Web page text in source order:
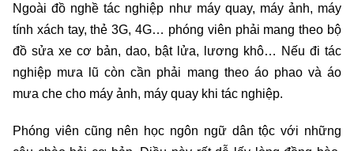
Ngoài đồ nghề tác nghiệp như máy quay, máy ảnh, máy
tính xách tay, thẻ 3G, 4G… phóng viên phải mang theo bộ
đồ sửa xe cơ bản, dao, bật lửa, lương khô… Nếu đi tác
nghiệp mưa lũ còn cần phải mang theo áo phao và áo
mưa che cho máy ảnh, máy quay khi tác nghiệp.
Phóng viên cũng nên học ngôn ngữ dân tộc với những